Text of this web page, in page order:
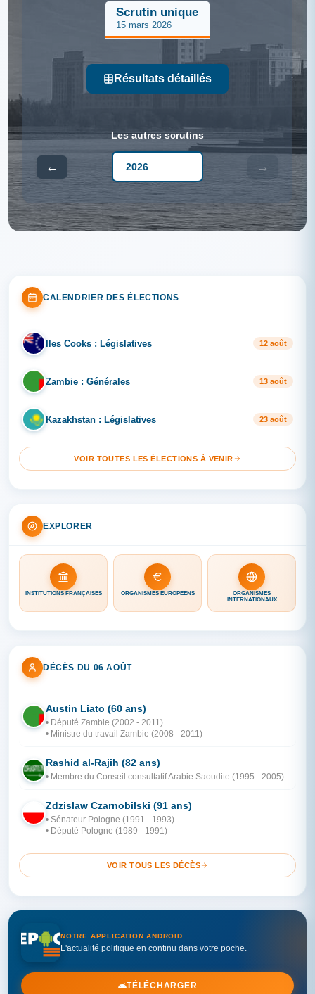
Scrutin unique
15 mars 2026
Résultats détaillés
Les autres scrutins
← →
CALENDRIER DES ÉLECTIONS
IL Iles Cooks : Législatives 12 août
ZA Zambie : Générales 13 août
KA Kazakhstan : Législatives 23 août
VOIR TOUTES LES ÉLECTIONS À VENIR
EXPLORER
INSTITUTIONS FRANÇAISES ORGANISMES EUROPÉENS
ORGANISMES
INTERNATIONAUX
DÉCÈS DU 06 AOÛT
ZA
Austin Liato (60 ans)
• Député Zambie (2002 - 2011)
• Ministre du travail Zambie (2008 - 2011)
AR
Rashid al-Rajih (82 ans)
• Membre du Conseil consultatif Arabie Saoudite (1995 - 2005)
PO
Zdzislaw Czarnobilski (91 ans)
• Sénateur Pologne (1991 - 1993)
• Député Pologne (1989 - 1991)
VOIR TOUS LES DÉCÈS
NOTRE APPLICATION ANDROID
L'actualité politique en continu dans votre poche.
TÉLÉCHARGER